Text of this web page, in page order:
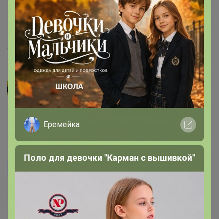
взяла М, полностью устраивает размер, не в обтяг, но
и не свободно, как на модели) возьму ещё побольше,
для разнообразия) за такую цену-отлично
27 октября, 2024 16:42
КОСТОЧКА
nat155, замеры указаны
16 октября, 2024 18:44
замерьте пожалуйста кто-нибудь ширину футболки,а
то с размерностью не понятно.
Еремейка
Поло для девочки "Карман с вышивкой"